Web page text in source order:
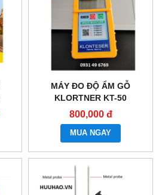
MÁY ĐO ĐỘ ẨM GỖ
KLORTNER KT-50
800,000 đ
MUA NGAY